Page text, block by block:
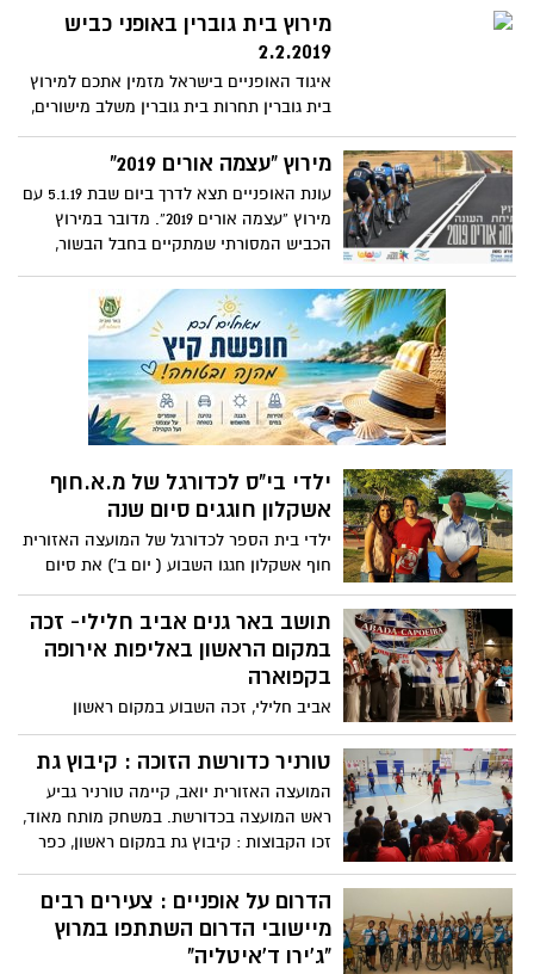
מסוגו של לוחמי חטיבת גבעתי. אלו, יעברו
בנתיבי הקרבות של חטיבת גבעתי וידוושו
במסלול של ספורט, כיף ומורשת. המרוץ יחל
במצודת יואב ויסתיים בהפנינג ספורט
מירוץ בית גוברין באופני כביש
2.2.2019
איגוד האופניים בישראל מזמין אתכם למירוץ
בית גוברין תחרות בית גוברין משלב מישורים,
גבעות, עליות קצרות . מוזמנים לקחת חלק
בתחרות ולהרשם
מירוץ “עצמה אורים 2019”
עונת האופניים תצא לדרך ביום שבת 5.1.19 עם
מירוץ “עצמה אורים 2019”. מדובר במירוץ
הכביש המסורתי שמתקיים בחבל הבשור,
המסלול המישורי והמהיר.
ילדי בי"ס לכדורגל של מ.א.חוף
אשקלון חוגגים סיום שנה
ילדי בית הספר לכדורגל של המועצה האזורית
חוף אשקלון חגגו השבוע ( יום ב') את סיום
החוג שהתקיים לראשונה השנה עם הפועל
באר שבע.
תושב באר גנים אביב חלילי- זכה
במקום הראשון באליפות אירופה
בקפוארה
אביב חלילי, זכה השבוע במקום ראשון
בתחרות "אליפות אירופה בקפוארה"
שהתקיימה ביוון. "השאיפה הגדולה שלי היא
ואולי גם להביא גביע", אמר .
טורניר כדורשת הזוכה : קיבוץ גת
המועצה האזורית יואב, קיימה טורניר גביע
ראש המועצה בכדורשת. במשחק מותח מאוד,
זכו הקבוצות : קיבוץ גת במקום ראשון, כפר
הדרום על אופניים : צעירים רבים
מיישובי הדרום השתתפו במרוץ
"ג'ירו ד'איטליה"